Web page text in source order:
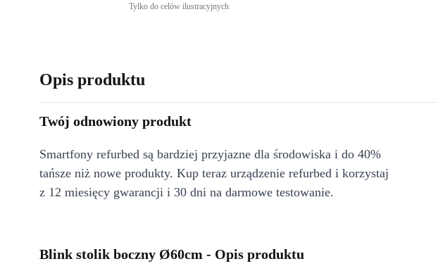
Tylko do celów ilustracyjnych
Opis produktu
Twój odnowiony produkt
Smartfony refurbed są bardziej przyjazne dla środowiska i do 40%
tańsze niż nowe produkty. Kup teraz urządzenie refurbed i korzystaj
z 12 miesięcy gwarancji i 30 dni na darmowe testowanie.
Blink stolik boczny Ø60cm - Opis produktu